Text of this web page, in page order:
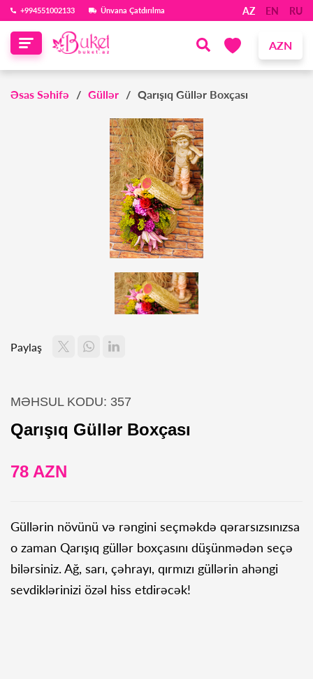
‪+994551002133‬ Ünvana Çatdırılma AZ EN RU
AZN
Əsas Səhifə Güllər Qarışıq Güllər Boxçası
Paylaş
MƏHSUL KODU: 357
Qarışıq Güllər Boxçası
78 AZN
Güllərin növünü və rəngini seçməkdə qərarsızsınızsa
o zaman Qarışıq güllər boxçasını düşünmədən seçə
bilərsiniz. Ağ, sarı, çəhrayı, qırmızı güllərin ahəngi
sevdiklərinizi özəl hiss etdirəcək!